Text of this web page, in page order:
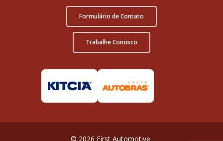
Formulário de Contato
Trabalhe Conosco
© 2026 First Automotive.